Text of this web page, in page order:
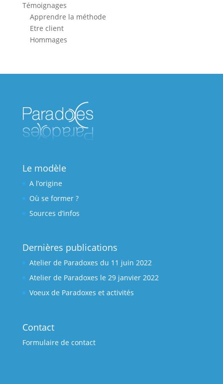
Témoignages
Apprendre la méthode
Etre client
Hommages
Le modèle
A l’origine
Où se former ?
Sources d’infos
Dernières publications
Atelier de Paradoxes du 11 juin 2022
Atelier de Paradoxes le 29 janvier 2022
Voeux de Paradoxes et activités
Contact
Formulaire de contact